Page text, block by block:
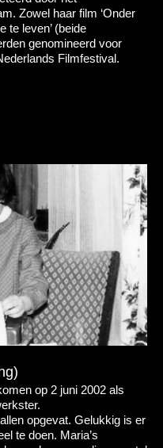
Zowel haar film ‘Onder
te leven’ (beide
genomineerd voor
Filmfestival.
op 2 juni 2002 als
opgevat. Gelukkig is er
te doen. Maria’s